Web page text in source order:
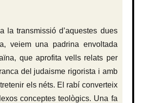
la transmissió d’aquestes dues
veiem una padrina envoltada
que aprofita vells relats per
del judaisme rigorista i amb
els néts. El rabí converteix
conceptes teològics. Una fa